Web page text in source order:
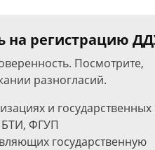
на регистрацию
Посмотрите,
разногласий.
и государственных
БТИ, ФГУП
государственную